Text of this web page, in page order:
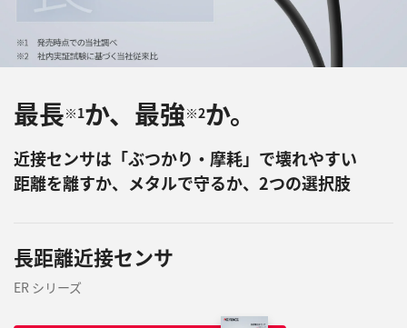
最長※1か、最強※2か。
近接センサは「ぶつかり・摩耗」で壊れやすい
距離を離すか、メタルで守るか、2つの選択肢
長距離近接センサ
ER シリーズ